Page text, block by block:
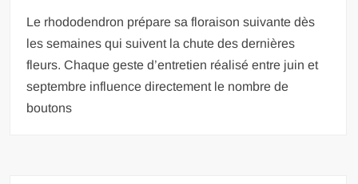
Le rhododendron prépare sa floraison suivante dès
les semaines qui suivent la chute des dernières
fleurs. Chaque geste d’entretien réalisé entre juin et
septembre influence directement le nombre de
boutons